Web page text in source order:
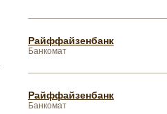
Райффайзенбанк
Банкомат
Райффайзенбанк
Банкомат